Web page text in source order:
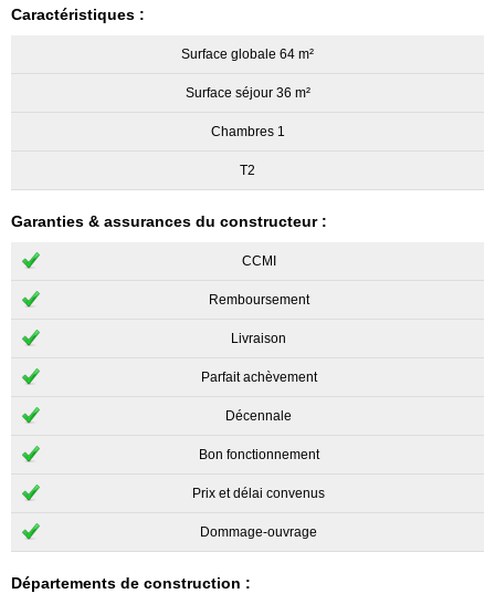
Caractéristiques :
Surface globale 64 m²
Surface séjour 36 m²
Chambres 1
T2
Garanties & assurances du constructeur :
CCMI
Remboursement
Livraison
Parfait achèvement
Décennale
Bon fonctionnement
Prix et délai convenus
Dommage-ouvrage
Départements de construction :